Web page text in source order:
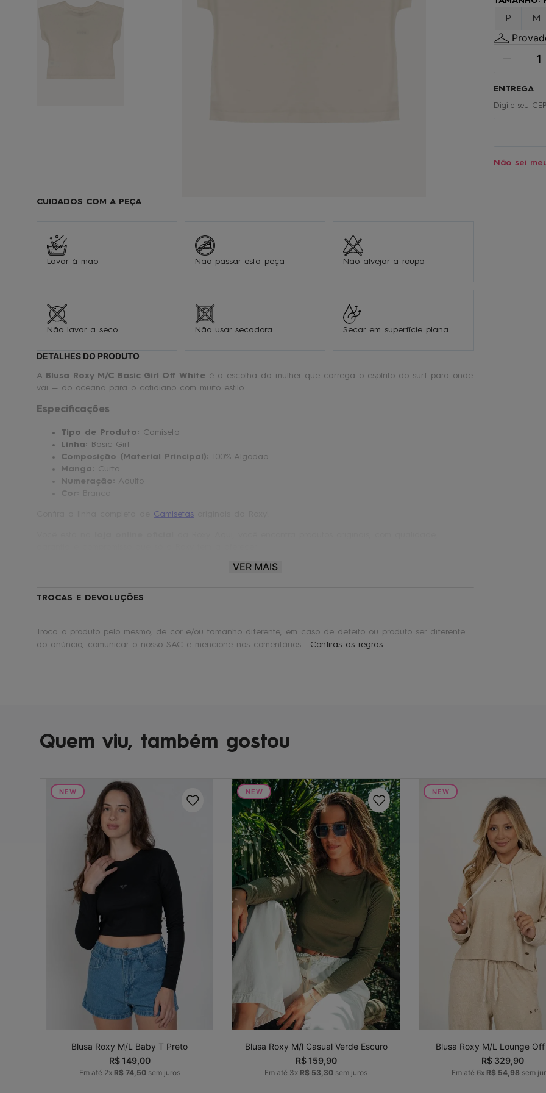
CUIDADOS COM A PEÇA
Lavar à mão Não passar esta peça Não alvejar a roupa
Não lavar a seco Não usar secadora Secar em superfície plana
DETALHES DO PRODUTO
A Blusa Roxy M/C Basic Girl Off White é a escolha da mulher que carrega o espírito do surf para onde
vai — do oceano para o cotidiano com muito estilo.
Especificações
Tipo de Produto: Camiseta
Linha: Basic Girl
Composição (Material Principal): 100% Algodão
Manga: Curta
Numeração:
Adulto
Branco
Camisetas
VER MAIS
TROCAS E DEVOLUÇÕES
Troca o produto pelo mesmo, de cor e/ou tamanho diferente, em caso de defeito ou produto ser diferente
do anúncio, comunicar o nosso SAC e mencione nos comentários... Confiras as regras.
P M
Não sei
Quem viu, também gostou
NEW
P G GG
ADICIONAR AO
CARRINHO
Blusa Roxy M/L Baby T Preto
R$149,00
Em até 2x R$ 74,50sem juros
NEW
M G GG
ADICIONAR AO
CARRINHO
Blusa Roxy M/l Casual Verde Escuro
R$159,90
Em até 3x R$ 53,30 sem juros
NEW
M
ADICIONAR AO
CARRINHO
Blusa Roxy M/L Lounge
R$ 329,90
Em até 6x R$ 54,98 sem